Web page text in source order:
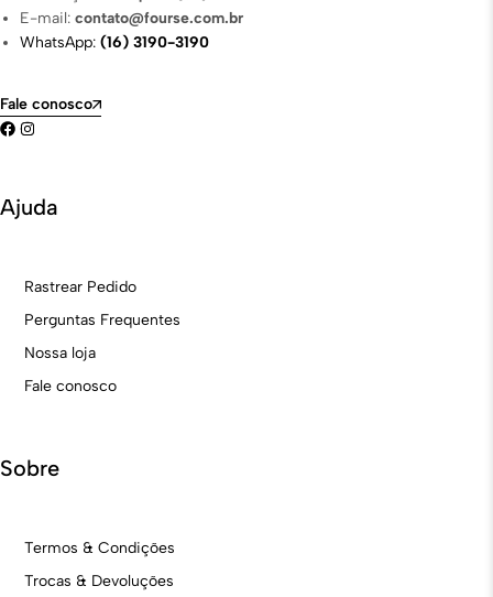
E-mail:contato@fourse.com.br
WhatsApp:(16) 3190-3190
Fale conosco
Ajuda
Rastrear Pedido
Perguntas Frequentes
Nossa loja
Fale conosco
Sobre
Termos & Condições
Trocas & Devoluções